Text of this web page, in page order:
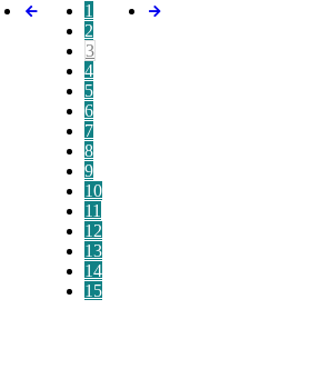
1
2
3
4
5
6
7
8
9
10
11
12
13
14
15